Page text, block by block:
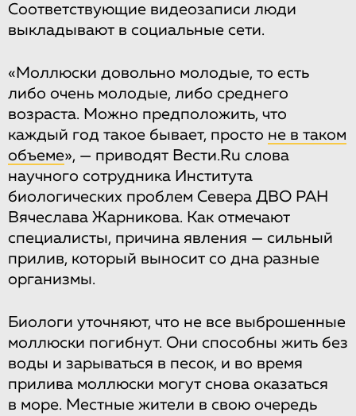
Соответствующие видеозаписи люди
выкладывают в социальные сети.
«Моллюски довольно молодые, то есть
либо очень молодые, либо среднего
возраста. Можно предположить, что
каждый год такое бывает, просто не в таком
объеме», — приводят Вести.Ru слова
научного сотрудника Института
биологических проблем Севера ДВО РАН
Вячеслава Жарникова. Как отмечают
специалисты, причина явления — сильный
прилив, который выносит со дна разные
организмы.
Биологи уточняют, что не все выброшенные
моллюски погибнут. Они способны жить без
воды и зарываться в песок, и во время
прилива моллюски могут снова оказаться
в море. Местные жители в свою очередь